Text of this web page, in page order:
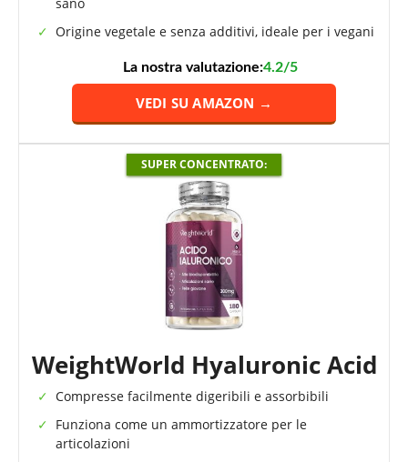
Origine vegetale e senza additivi, ideale per i vegani
La nostra valutazione:4.2/5
VEDI SU AMAZON →
SUPER CONCENTRATO:
WeightWorld Hyaluronic Acid
Compresse facilmente digeribili e assorbibili
Funziona come un ammortizzatore per le
articolazioni